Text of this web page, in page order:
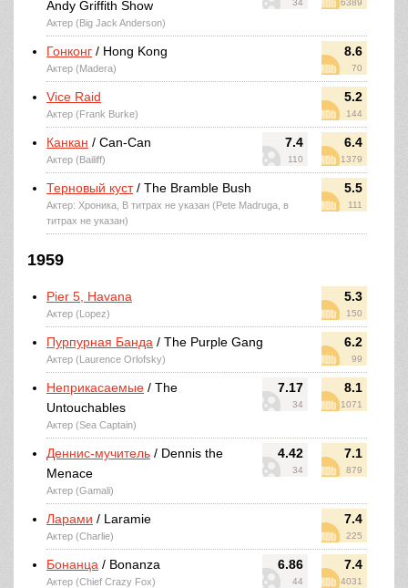
34 6389
Andy Griffith Show
Актер (Big Jack Anderson)
8.6
70
Гонконг / Hong Kong
Актер (Madera)
5.2
144
Vice Raid
Актер (Frank Burke)
7.4
110
6.4
1379
Канкан / Can-Can
Актер (Bailiff)
5.5
111
Терновый куст/ The Bramble Bush
Актер: Хроника, В титрах не указан (Pete Madruga, в
титрах не указан)
1959
5.3
150
Pier 5, Havana
Актер (Lopez)
6.2
99
Пурпурная Банда / The Purple Gang
Актер (Laurence Orlofsky)
7.17
34
8.1
1071
Неприкасаемые / The
Untouchables
Актер (Sea Captain)
4.42
34
7.1
879
Деннис-мучитель / Dennis the
Menace
Актер (Gamali)
7.4
225
Ларами / Laramie
Актер (Charlie)
6.86
44
7.4
4031
Бонанца / Bonanza
Актер (Chief Crazy Fox)